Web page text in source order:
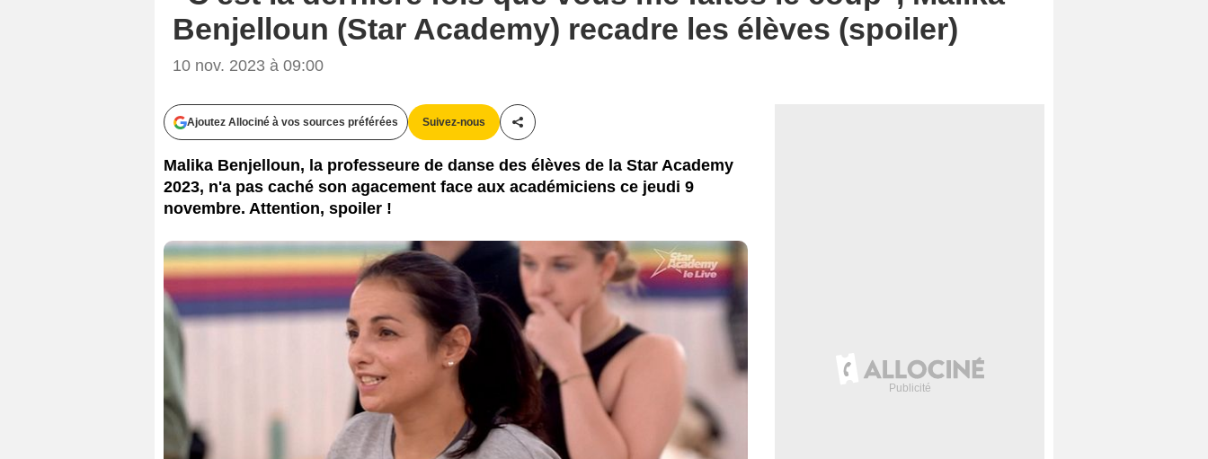
Benjelloun (Star Academy) recadre les élèves (spoiler)
10 nov. 2023 à 09:00
Ajoutez Allociné à vos sources préférées Suivez-nous
Partager cet article
Malika Benjelloun, la professeure de danse des élèves de la Star Academy
2023, n'a pas caché son agacement face aux académiciens ce jeudi 9
novembre. Attention, spoiler !